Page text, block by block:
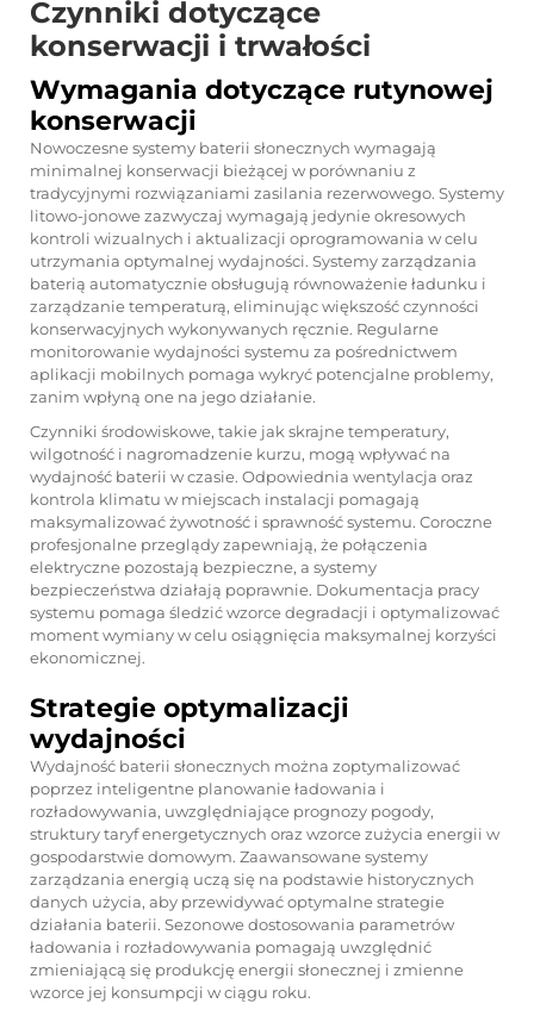
Czynniki dotyczące
konserwacji i trwałości
Wymagania dotyczące rutynowej
konserwacji
Nowoczesne systemy baterii słonecznych wymagają
minimalnej konserwacji bieżącej w porównaniu z
tradycyjnymi rozwiązaniami zasilania rezerwowego. Systemy
litowo-jonowe zazwyczaj wymagają jedynie okresowych
kontroli wizualnych i aktualizacji oprogramowania w celu
utrzymania optymalnej wydajności. Systemy zarządzania
baterią automatycznie obsługują równoważenie ładunku i
zarządzanie temperaturą, eliminując większość czynności
konserwacyjnych wykonywanych ręcznie. Regularne
monitorowanie wydajności systemu za pośrednictwem
aplikacji mobilnych pomaga wykryć potencjalne problemy,
zanim wpłyną one na jego działanie.
Czynniki środowiskowe, takie jak skrajne temperatury,
wilgotność i nagromadzenie kurzu, mogą wpływać na
wydajność baterii w czasie. Odpowiednia wentylacja oraz
kontrola klimatu w miejscach instalacji pomagają
maksymalizować żywotność i sprawność systemu. Coroczne
profesjonalne przeglądy zapewniają, że połączenia
elektryczne pozostają bezpieczne, a systemy
bezpieczeństwa działają poprawnie. Dokumentacja pracy
systemu pomaga śledzić wzorce degradacji i optymalizować
moment wymiany w celu osiągnięcia maksymalnej korzyści
ekonomicznej.
Strategie optymalizacji
wydajności
Wydajność baterii słonecznych można zoptymalizować
poprzez inteligentne planowanie ładowania i
rozładowywania, uwzględniające prognozy pogody,
struktury taryf energetycznych oraz wzorce zużycia energii w
gospodarstwie domowym. Zaawansowane systemy
zarządzania energią uczą się na podstawie historycznych
danych użycia, aby przewidywać optymalne strategie
działania baterii. Sezonowe dostosowania parametrów
ładowania i rozładowywania pomagają uwzględnić
zmieniającą się produkcję energii słonecznej i zmienne
wzorce jej konsumpcji w ciągu roku.